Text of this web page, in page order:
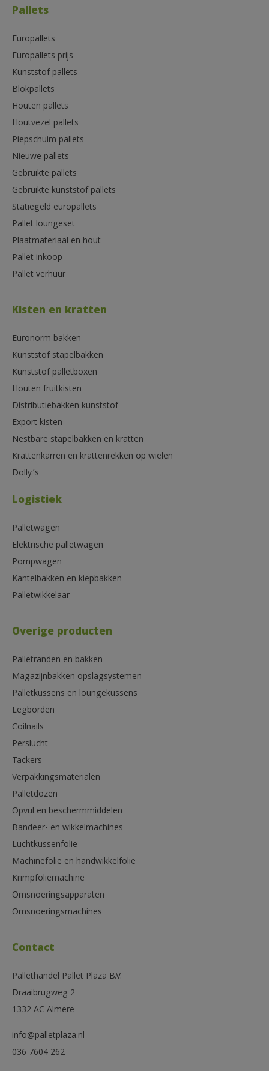
Pallets
Europallets
Europallets prijs
Kunststof pallets
Blokpallets
Houten pallets
Houtvezel pallets
Piepschuim pallets
Nieuwe pallets
Gebruikte pallets
Gebruikte kunststof pallets
Statiegeld europallets
Pallet loungeset
Plaatmateriaal en hout
Pallet inkoop
Pallet verhuur
Kisten en kratten
Euronorm bakken
Kunststof stapelbakken
Kunststof palletboxen
Houten fruitkisten
Distributiebakken kunststof
Export kisten
Nestbare stapelbakken en kratten
Krattenkarren en krattenrekken op wielen
Dolly’s
Logistiek
Palletwagen
Elektrische palletwagen
Pompwagen
Kantelbakken en kiepbakken
Palletwikkelaar
Overige producten
Palletranden en bakken
Magazijnbakken opslagsystemen
Palletkussens en loungekussens
Legborden
Coilnails
Perslucht
Tackers
Verpakkingsmaterialen
Palletdozen
Opvul en beschermmiddelen
Bandeer- en wikkelmachines
Luchtkussenfolie
Machinefolie en handwikkelfolie
Krimpfoliemachine
Omsnoeringsapparaten
Omsnoeringsmachines
Contact
Pallethandel Pallet Plaza B.V.
Draaibrugweg 2
1332 AC Almere
info@palletplaza.nl
036 7604 262